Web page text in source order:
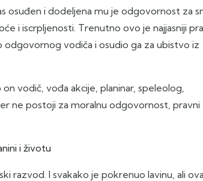
osuđen i dodeljena mu je odgovornost za
i iscrpljenosti. Trenutno ovo je najjasniji
odgovornog vodiča i osudio ga za ubistvo iz
vodič, vođa akcije, planinar, speleolog,
ne postoji za moralnu odgovornost, pravni
i životu
razvod. I svakako je pokrenuo lavinu, ali